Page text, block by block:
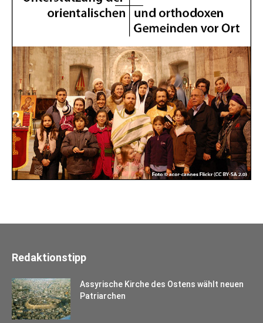
Redaktionstipp
Assyrische Kirche des Ostens wählt neuen
Patriarchen